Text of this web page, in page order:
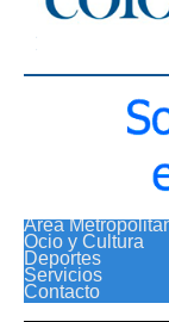
Area
Ocio y Cultura
Deportes
Servicios
Contacto